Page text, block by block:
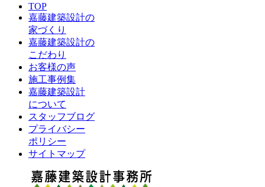
TOP
嘉藤建築設計の
家づくり
嘉藤建築設計の
こだわり
お客様の声
施工事例集
嘉藤建築設計
について
スタッフブログ
プライバシー
ポリシー
サイトマップ